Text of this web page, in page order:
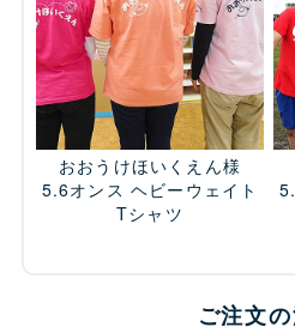
おおうけほいくえん様
5.6オンス ヘビーウェイト
Tシャツ
ご注文